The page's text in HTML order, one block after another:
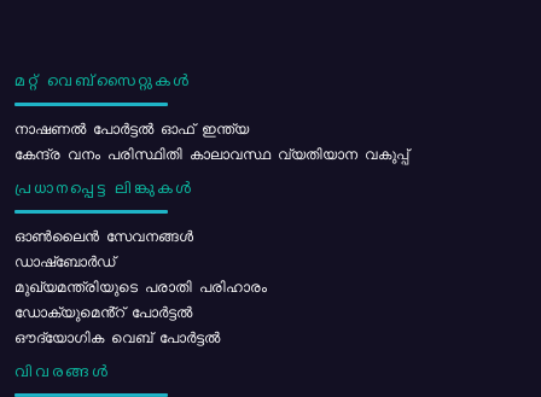
മറ്റ് വെബ്സൈറ്റുകൾ
നാഷണൽ പോർട്ടൽ ഓഫ് ഇന്ത്യ
കേന്ദ്ര വനം പരിസ്ഥിതി കാലാവസ്ഥ വ്യതിയാന വകുപ്പ്
പ്രധാനപ്പെട്ട ലിങ്കുകൾ
ഓൺലൈൻ സേവനങ്ങൾ
ഡാഷ്ബോർഡ്
മുഖ്യമന്ത്രിയുടെ പരാതി പരിഹാരം
ഡോക്യുമെൻ്റ് പോർട്ടൽ
ഔദ്യോഗിക വെബ് പോർട്ടൽ
വിവരങ്ങൾ